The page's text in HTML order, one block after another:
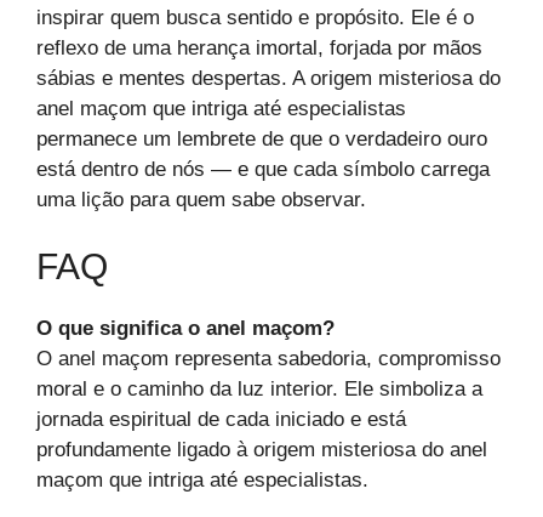
inspirar quem busca sentido e propósito. Ele é o
reflexo de uma herança imortal, forjada por mãos
sábias e mentes despertas. A origem misteriosa do
anel maçom que intriga até especialistas
permanece um lembrete de que o verdadeiro ouro
está dentro de nós — e que cada símbolo carrega
uma lição para quem sabe observar.
FAQ
O que significa o anel maçom?
O anel maçom representa sabedoria, compromisso
moral e o caminho da luz interior. Ele simboliza a
jornada espiritual de cada iniciado e está
profundamente ligado à origem misteriosa do anel
maçom que intriga até especialistas.